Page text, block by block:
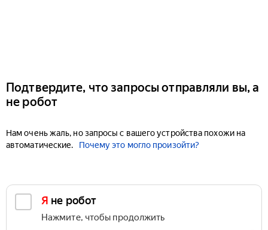
Подтвердите, что запросы отправляли вы, а
не робот
Нам очень жаль, но запросы с вашего устройства похожи на
автоматические.
Почему это могло произойти?
Я не робот
Нажмите, чтобы продолжить